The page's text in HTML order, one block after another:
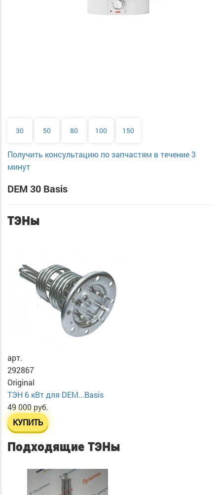
30 50 80 100 150
Получить консультацию по запчастям в течение 3
минут
DEM 30 Basis
ТЭНы
арт.
292867
Original
ТЭН 6 кВт для DEM...Basis
49 000 руб.
КУПИТЬ
Подходящие ТЭНы